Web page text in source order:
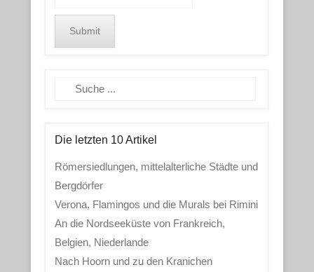
Search
Die letzten 10 Artikel
Römersiedlungen, mittelalterliche Städte und
Bergdörfer
Verona, Flamingos und die Murals bei Rimini
An die Nordseeküste von Frankreich,
Belgien, Niederlande
Nach Hoorn und zu den Kranichen